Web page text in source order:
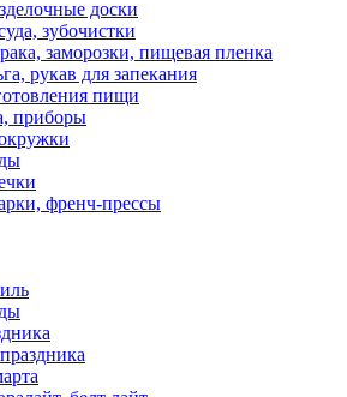
доски
зубочистки
заморозки, пищевая пленка
рукав для запекания
пищи
приборы
френч-прессы